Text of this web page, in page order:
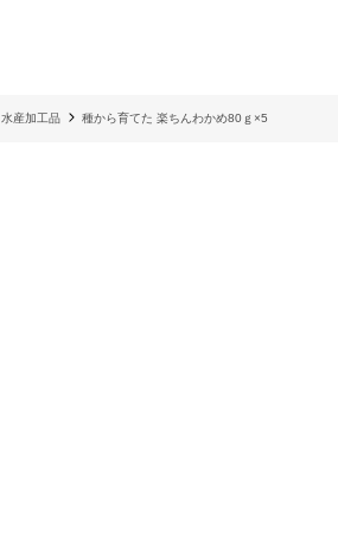
水産加工品 種から育てた 楽ちんわかめ80ｇ×5